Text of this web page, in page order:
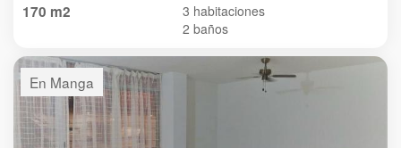
170 m2
3 habitaciones
2 baños
En Manga